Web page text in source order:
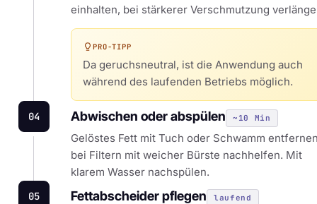
einhalten, bei stärkerer Verschmutzung
PRO-TIPP
Da geruchsneutral, ist die Anwendung auch
während des laufenden Betriebs möglich.
04 Abwischen oder abspülen ~10 Min
Gelöstes Fett mit Tuch oder Schwamm
bei Filtern mit weicher Bürste nachhelfen. Mit
klarem Wasser nachspülen.
05 Fettabscheider pflegen laufend